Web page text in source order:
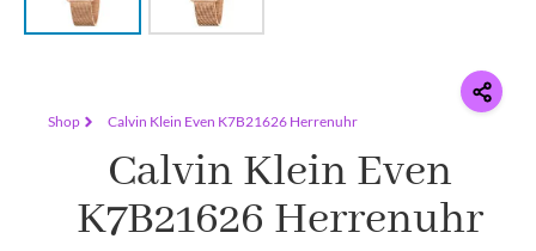
Shop Calvin Klein Even K7B21626 Herrenuhr
Calvin Klein Even
K7B21626 Herrenuhr